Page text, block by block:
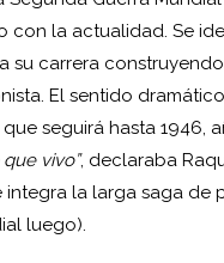
la actualidad. Se
su carrera
El sentido
que seguirá hasta 1946,
vivo”, declaraba
la larga saga de
luego).